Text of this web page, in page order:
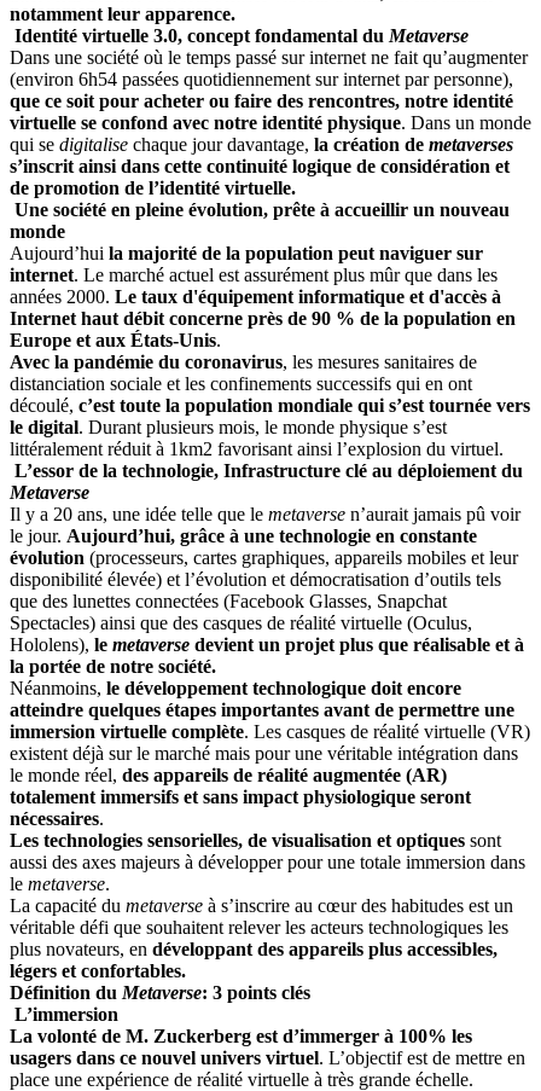
notamment leur apparence.
Identité virtuelle 3.0, concept fondamental du Metaverse
Dans une société où le temps passé sur internet ne fait qu’augmenter
(environ 6h54 passées quotidiennement sur internet par personne),
que ce soit pour acheter ou faire des rencontres, notre identité
virtuelle se confond avec notre identité physique. Dans un monde
qui se digitalise chaque jour davantage, la création de metaverses
s’inscrit ainsi dans cette continuité logique de considération et
de promotion de l’identité virtuelle.
Une société en pleine évolution, prête à accueillir un nouveau
monde
Aujourd’hui la majorité de la population peut naviguer sur
internet. Le marché actuel est assurément plus mûr que dans les
années 2000. Le taux d'équipement informatique et d'accès à
Internet haut débit concerne près de 90 % de la population en
Europe et aux États-Unis.
Avec la pandémie du coronavirus, les mesures sanitaires de
distanciation sociale et les confinements successifs qui en ont
découlé, c’est toute la population mondiale qui s’est tournée vers
le digital. Durant plusieurs mois, le monde physique s’est
littéralement réduit à 1km2 favorisant ainsi l’explosion du virtuel.
L’essor de la technologie, Infrastructure clé au déploiement du
Metaverse
Il y a 20 ans, une idée telle que le metaverse n’aurait jamais pû voir
le jour. Aujourd’hui, grâce à une technologie en constante
évolution (processeurs, cartes graphiques, appareils mobiles et leur
disponibilité élevée) et l’évolution et démocratisation d’outils tels
que des lunettes connectées (Facebook Glasses, Snapchat
Spectacles) ainsi que des casques de réalité virtuelle (Oculus,
Hololens), le metaverse devient un projet plus que réalisable et à
la portée de notre société.
Néanmoins, le développement technologique doit encore
atteindre quelques étapes importantes avant de permettre une
immersion virtuelle complète. Les casques de réalité virtuelle (VR)
existent déjà sur le marché mais pour une véritable intégration dans
le monde réel, des appareils de réalité augmentée (AR)
totalement immersifs et sans impact physiologique seront
nécessaires.
Les technologies sensorielles, de visualisation et optiques sont
aussi des axes majeurs à développer pour une totale immersion dans
le metaverse.
La capacité du metaverse à s’inscrire au cœur des habitudes est un
véritable défi que souhaitent relever les acteurs technologiques les
plus novateurs, en développant des appareils plus accessibles,
légers et confortables.
Définition du Metaverse: 3 points clés
L’immersion
La volonté de M. Zuckerberg est d’immerger à 100% les
usagers dans ce nouvel univers virtuel. L’objectif est de mettre en
place une expérience de réalité virtuelle à très grande échelle.